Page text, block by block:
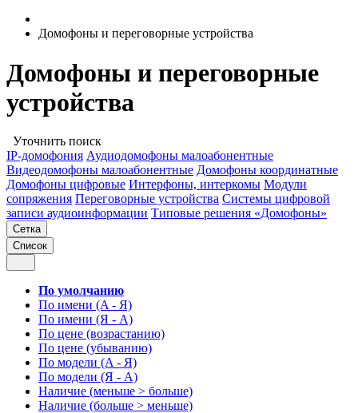
Домофоны и переговорные устройства
Домофоны и переговорные
устройства
Уточнить поиск
IP-домофония Аудиодомофоны малоабонентные
Видеодомофоны малоабонентные Домофоны координатные
Домофоны цифровые Интерфоны, интеркомы Модули
сопряжения Переговорные устройства Системы цифровой
записи аудиоинформации Типовые решения «Домофоны»
Сетка
Список
По умолчанию
По имени (A - Я)
По имени (Я - A)
По цене (возрастанию)
По цене (убыванию)
По модели (A - Я)
По модели (Я - A)
Наличие (меньше > больше)
Наличие (больше > меньше)